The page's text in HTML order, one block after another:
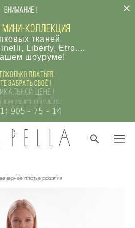
внимание !
мини-коллекция
тканей
Liberty, Etro....
шоуруме!
платьев -
забрать своё !
цене !
звоните или пишите:
905 - 75 - 14
вечернее платье розалия